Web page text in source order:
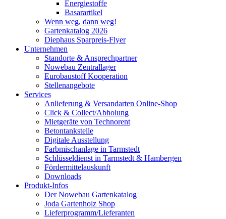
Energiestoffe
Basarartikel
Wenn weg, dann weg!
Gartenkatalog 2026
Diephaus Sparpreis-Flyer
Unternehmen
Standorte & Ansprechpartner
Nowebau Zentrallager
Eurobaustoff Kooperation
Stellenangebote
Services
Anlieferung & Versandarten Online-Shop
Click & Collect/Abholung
Mietgeräte von Technorent
Betontankstelle
Digitale Ausstellung
Farbmischanlage in Tarmstedt
Schlüsseldienst in Tarmstedt & Hambergen
Fördermittelauskunft
Downloads
Produkt-Infos
Der Nowebau Gartenkatalog
Joda Gartenholz Shop
Lieferprogramm/Lieferanten